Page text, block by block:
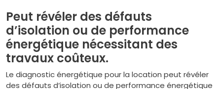
Peut révéler des défauts
d’isolation ou de performance
énergétique nécessitant des
travaux coûteux.
Le diagnostic énergétique pour la location peut révéler
des défauts d’isolation ou de performance énergétique